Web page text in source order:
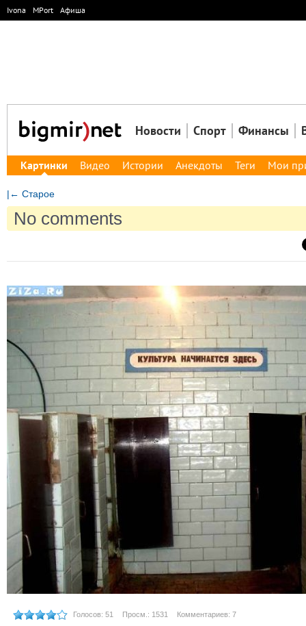
Ivona MPort Афиша
Новости Спорт Финансы
Картинки Видео Истории Анекдоты Теги Мои
|← Старое
No comments
Голосов: 51 Просм.: 1531 Комментариев: 7